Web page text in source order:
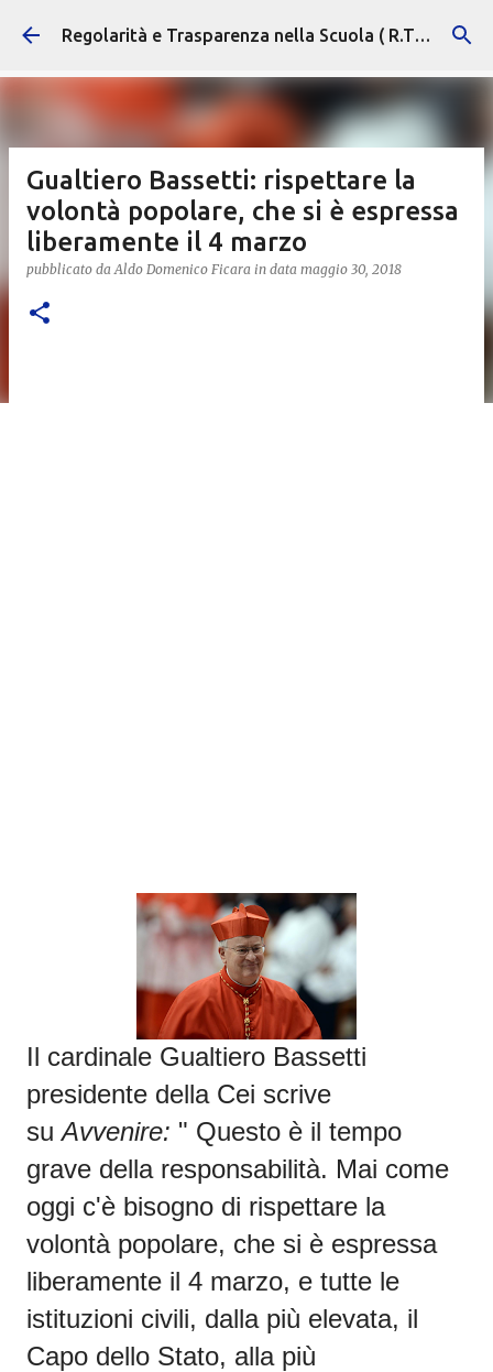
Passa ai contenuti principali Regolarità e Trasparenza nella Scuola ( R.T.S. )
Gualtiero Bassetti: rispettare la
volontà popolare, che si è espressa
liberamente il 4 marzo
pubblicato daAldo Domenico Ficara in data maggio 30, 2018
Il cardinale Gualtiero Bassetti
presidente della Cei scrive
suAvvenire: " Questo è il tempo
grave della responsabilità. Mai come
oggi c'è bisogno di rispettare la
volontà popolare, che si è espressa
liberamente il 4 marzo, e tutte le
istituzioni civili, dalla più elevata, il
Capo dello Stato, alla più